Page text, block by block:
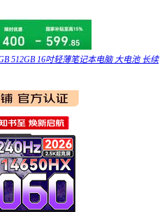
512GB 16吋轻薄笔记本电脑 大电池 长续